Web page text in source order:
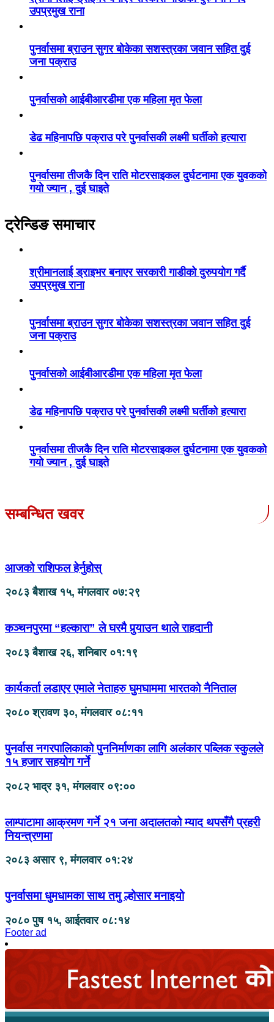
उपप्रमुख राना
पुनर्वासमा ब्राउन सुगर बोकेका सशस्त्रका जवान सहित दुई
जना पक्राउ
पुनर्वासको आईबीआरडीमा एक महिला मृत फेला
डेढ महिनापछि पक्राउ परे पुनर्वासकी लक्ष्मी घर्तीको हत्यारा
पुनर्वासमा तीजकै दिन राति मोटरसाइकल दुर्घटनामा एक युवकको
गयो ज्यान , दुई घाइते
ट्रेन्डिङ समाचार
श्रीमानलाई ड्राइभर बनाएर सरकारी गाडीको दुरुपयोग गर्दै
उपप्रमुख राना
पुनर्वासमा ब्राउन सुगर बोकेका सशस्त्रका जवान सहित दुई
जना पक्राउ
पुनर्वासको आईबीआरडीमा एक महिला मृत फेला
डेढ महिनापछि पक्राउ परे पुनर्वासकी लक्ष्मी घर्तीको हत्यारा
पुनर्वासमा तीजकै दिन राति मोटरसाइकल दुर्घटनामा एक युवकको
गयो ज्यान , दुई घाइते
सम्बन्धित खवर
आजको राशिफल हेर्नुहोस्
२०८३ बैशाख १५, मंगलवार ०७:२९
कञ्चनपुरमा “हल्कारा” ले घरमै पुर्‍याउन थाले राहदानी
२०८३ बैशाख २६, शनिबार ०१:१९
कार्यकर्ता लडाएर एमाले नेताहरु घुमघाममा भारतको नैनिताल
२०८० श्रावण ३०, मंगलवार ०८:११
पुनर्वास नगरपालिकाको पुननिर्माणका लागि अलंकार पब्लिक स्कुलले
१५ हजार सहयोग गर्ने
२०८२ भाद्र ३१, मंगलवार ०९:००
लाम्पाटामा आक्रमण गर्ने २१ जना अदालतको म्याद थपसँगै प्रहरी
नियन्त्रणमा
२०८३ असार ९, मंगलवार ०१:२४
पुनर्वासमा धुमधामका साथ तमु ल्होसार मनाइयो
२०८० पुष १५, आईतवार ०८:१४
Footer ad